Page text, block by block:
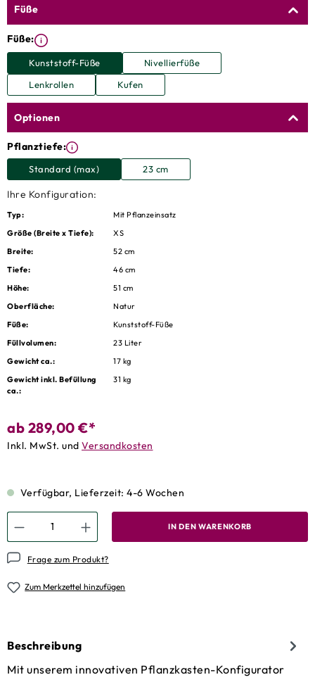
ab 289,00 €*
Inkl. MwSt. und Versandkosten
Verfügbar, Lieferzeit: 4-6 Wochen
Füße
Füße:
Kunststoff-Füße
Nivellierfüße
Lenkrollen
Kufen
Optionen
Pflanztiefe:
Standard (max) 23 cm
Ihre Konfiguration:
Typ:
Mit Pflanzeinsatz
Größe (Breite x Tiefe):
XS
Breite:
52 cm
Tiefe:
46 cm
Höhe:
51 cm
Oberfläche:
Natur
Füße:
Kunststoff-Füße
Füllvolumen:
23 Liter
Gewicht ca.:
17 kg
Gewicht inkl. Befüllung
ca.:
31 kg
IN DEN WARENKORB
Frage zum Produkt?
Zum Merkzettel hinzufügen
Beschreibung
Mit unserem innovativen Pflanzkasten-Konfigurator